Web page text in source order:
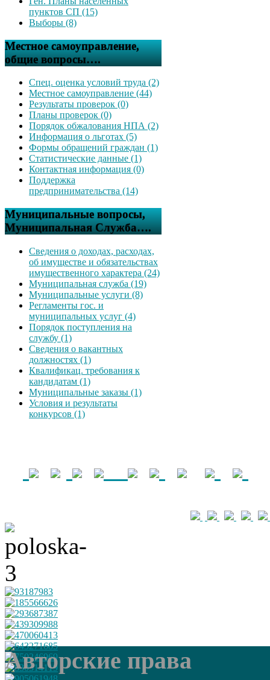
пунктов СП (15)
Выборы (8)
Местное самоуправление,
общие вопросы….
Спец. оценка условий труда (2)
Местное самоуправление (44)
Результаты проверок (0)
Планы проверок (0)
Порядок обжалования НПА (2)
Информация о льготах (5)
Формы обращений граждан (1)
Статистические данные (1)
Контактная информация (0)
Поддержка
предпринимательства (14)
Муниципальные вопросы,
Муниципальная Служба….
Сведения о доходах, расходах,
об имуществе и обязательствах
имущественного характера (24)
Муниципальная служба (19)
Муниципальные услуги (8)
Регламенты гос. и
муниципальных услуг (4)
Порядок поступления на
службу (1)
Сведения о вакантных
должностях (1)
Квалификац. требования к
кандидатам (1)
Муниципальные заказы (1)
Условия и результаты
конкурсов (1)
Авторские права